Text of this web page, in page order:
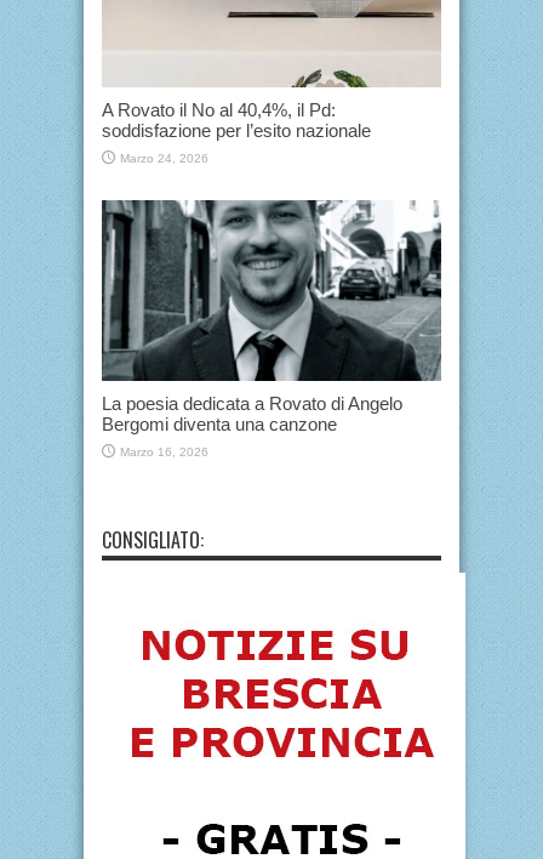
A Rovato il No al 40,4%, il Pd:
soddisfazione per l’esito nazionale
Marzo 24, 2026
La poesia dedicata a Rovato di Angelo
Bergomi diventa una canzone
Marzo 16, 2026
CONSIGLIATO: